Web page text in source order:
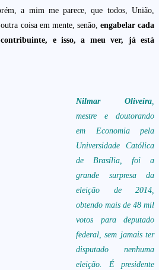
a mim me parece, que todos, União,
coisa em mente, senão, engabelar cada
contribuinte, e isso, a meu ver, já está
Nilmar Oliveira,
mestre e doutorando
em Economia pela
Universidade Católica
de Brasília, foi a
grande surpresa da
eleição de 2014,
obtendo mais de 48 mil
votos para deputado
federal, sem jamais ter
disputado nenhuma
eleição. É presidente